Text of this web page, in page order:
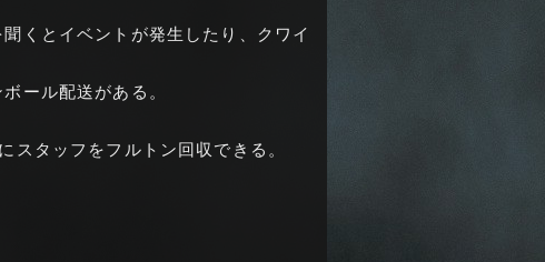
くとイベントが発生したり、クワイ
ール配送がある。
スタッフをフルトン回収できる。